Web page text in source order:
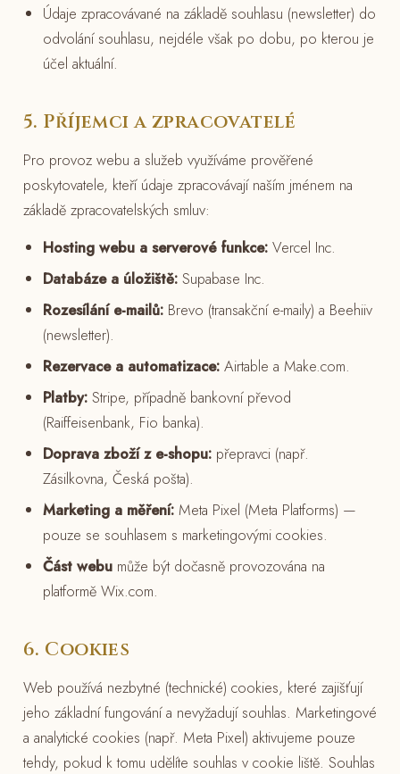
Údaje zpracovávané na základě souhlasu (newsletter) do
odvolání souhlasu, nejdéle však po dobu, po kterou je
účel aktuální.
5. Příjemci a zpracovatelé
Pro provoz webu a služeb využíváme prověřené
poskytovatele, kteří údaje zpracovávají naším jménem na
základě zpracovatelských smluv:
Hosting webu a serverové funkce: Vercel Inc.
Databáze a úložiště: Supabase Inc.
Rozesílání e-mailů: Brevo (transakční e-maily) a Beehiiv
(newsletter).
Rezervace a automatizace: Airtable a Make.com.
Platby: Stripe, případně bankovní převod
(Raiffeisenbank, Fio banka).
Doprava zboží z e-shopu: přepravci (např.
Zásilkovna, Česká pošta).
Marketing a měření: Meta Pixel (Meta Platforms) —
pouze se souhlasem s marketingovými cookies.
Část webu může být dočasně provozována na
platformě Wix.com.
6. Cookies
Web používá nezbytné (technické) cookies, které zajišťují
jeho základní fungování a nevyžadují souhlas. Marketingové
a analytické cookies (např. Meta Pixel) aktivujeme pouze
tehdy, pokud k tomu udělíte souhlas v cookie liště. Souhlas